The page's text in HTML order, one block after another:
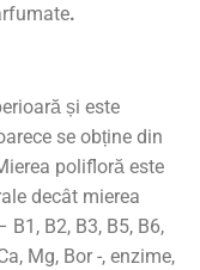
.
și este
se obține din
polifloră este
decât mierea
B2, B3, B5, B6,
Mg, Bor -, enzime,